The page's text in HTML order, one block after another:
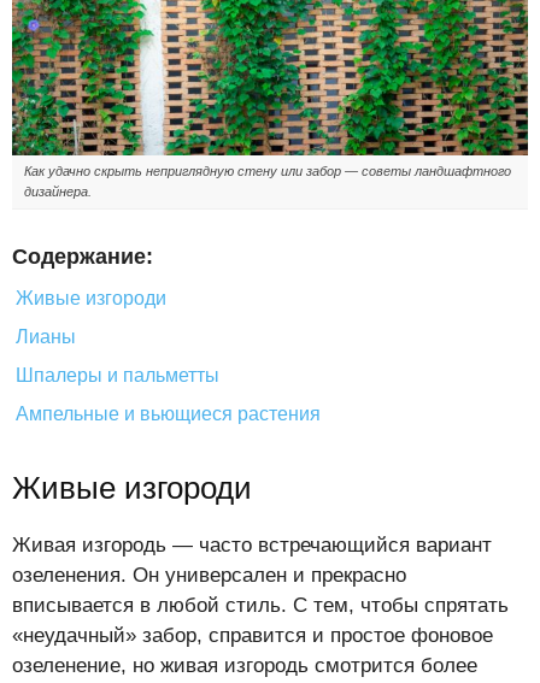
Как удачно скрыть неприглядную стену или забор — советы ландшафтного
дизайнера.
Содержание:
Живые изгороди
Лианы
Шпалеры и пальметты
Ампельные и вьющиеся растения
Живые изгороди
Живая изгородь — часто встречающийся вариант
озеленения. Он универсален и прекрасно
вписывается в любой стиль. С тем, чтобы спрятать
«неудачный» забор, справится и простое фоновое
озеленение, но живая изгородь смотрится более